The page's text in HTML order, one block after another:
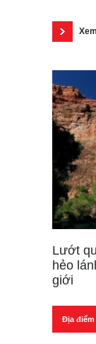
Lướt
hẻo
giới
Địa điểm